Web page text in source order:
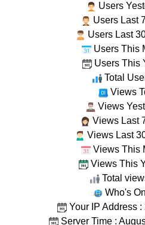
Users
Users Last
Users Last
Users This
Users This
Total
Views
Views
Views Last
Views Last
Views This
Views This
Total
Who's
Your IP Address :
Server Time :